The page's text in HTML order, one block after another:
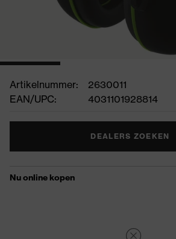
Artikelnummer:
2630011
EAN/UPC:
4031101928814
DEALERS ZOEKEN